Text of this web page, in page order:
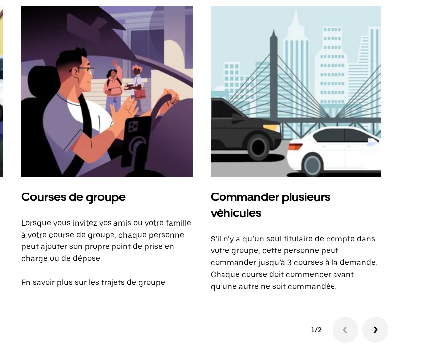
Courses de groupe
Lorsque vous invitez vos amis ou votre famille
à votre course de groupe, chaque personne
peut ajouter son propre point de prise en
charge ou de dépose.
En savoir plus sur les trajets de groupe
Commander plusieurs
véhicules
S’il n’y a qu’un seul titulaire de compte dans
votre groupe, cette personne peut
commander jusqu’à 3 courses à la demande.
Chaque course doit commencer avant
qu’une autre ne soit commandée.
1/2